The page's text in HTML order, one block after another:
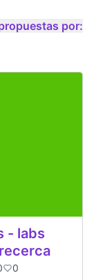
por:
- labs
0